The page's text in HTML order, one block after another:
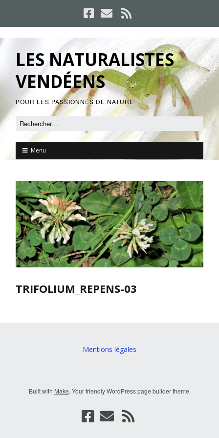
LES NATURALISTES
VENDÉENS
POUR LES PASSIONNÉS DE NATURE
Menu
TRIFOLIUM_REPENS-03
Mentions légales
Built with Make. Your friendly WordPress page builder theme.